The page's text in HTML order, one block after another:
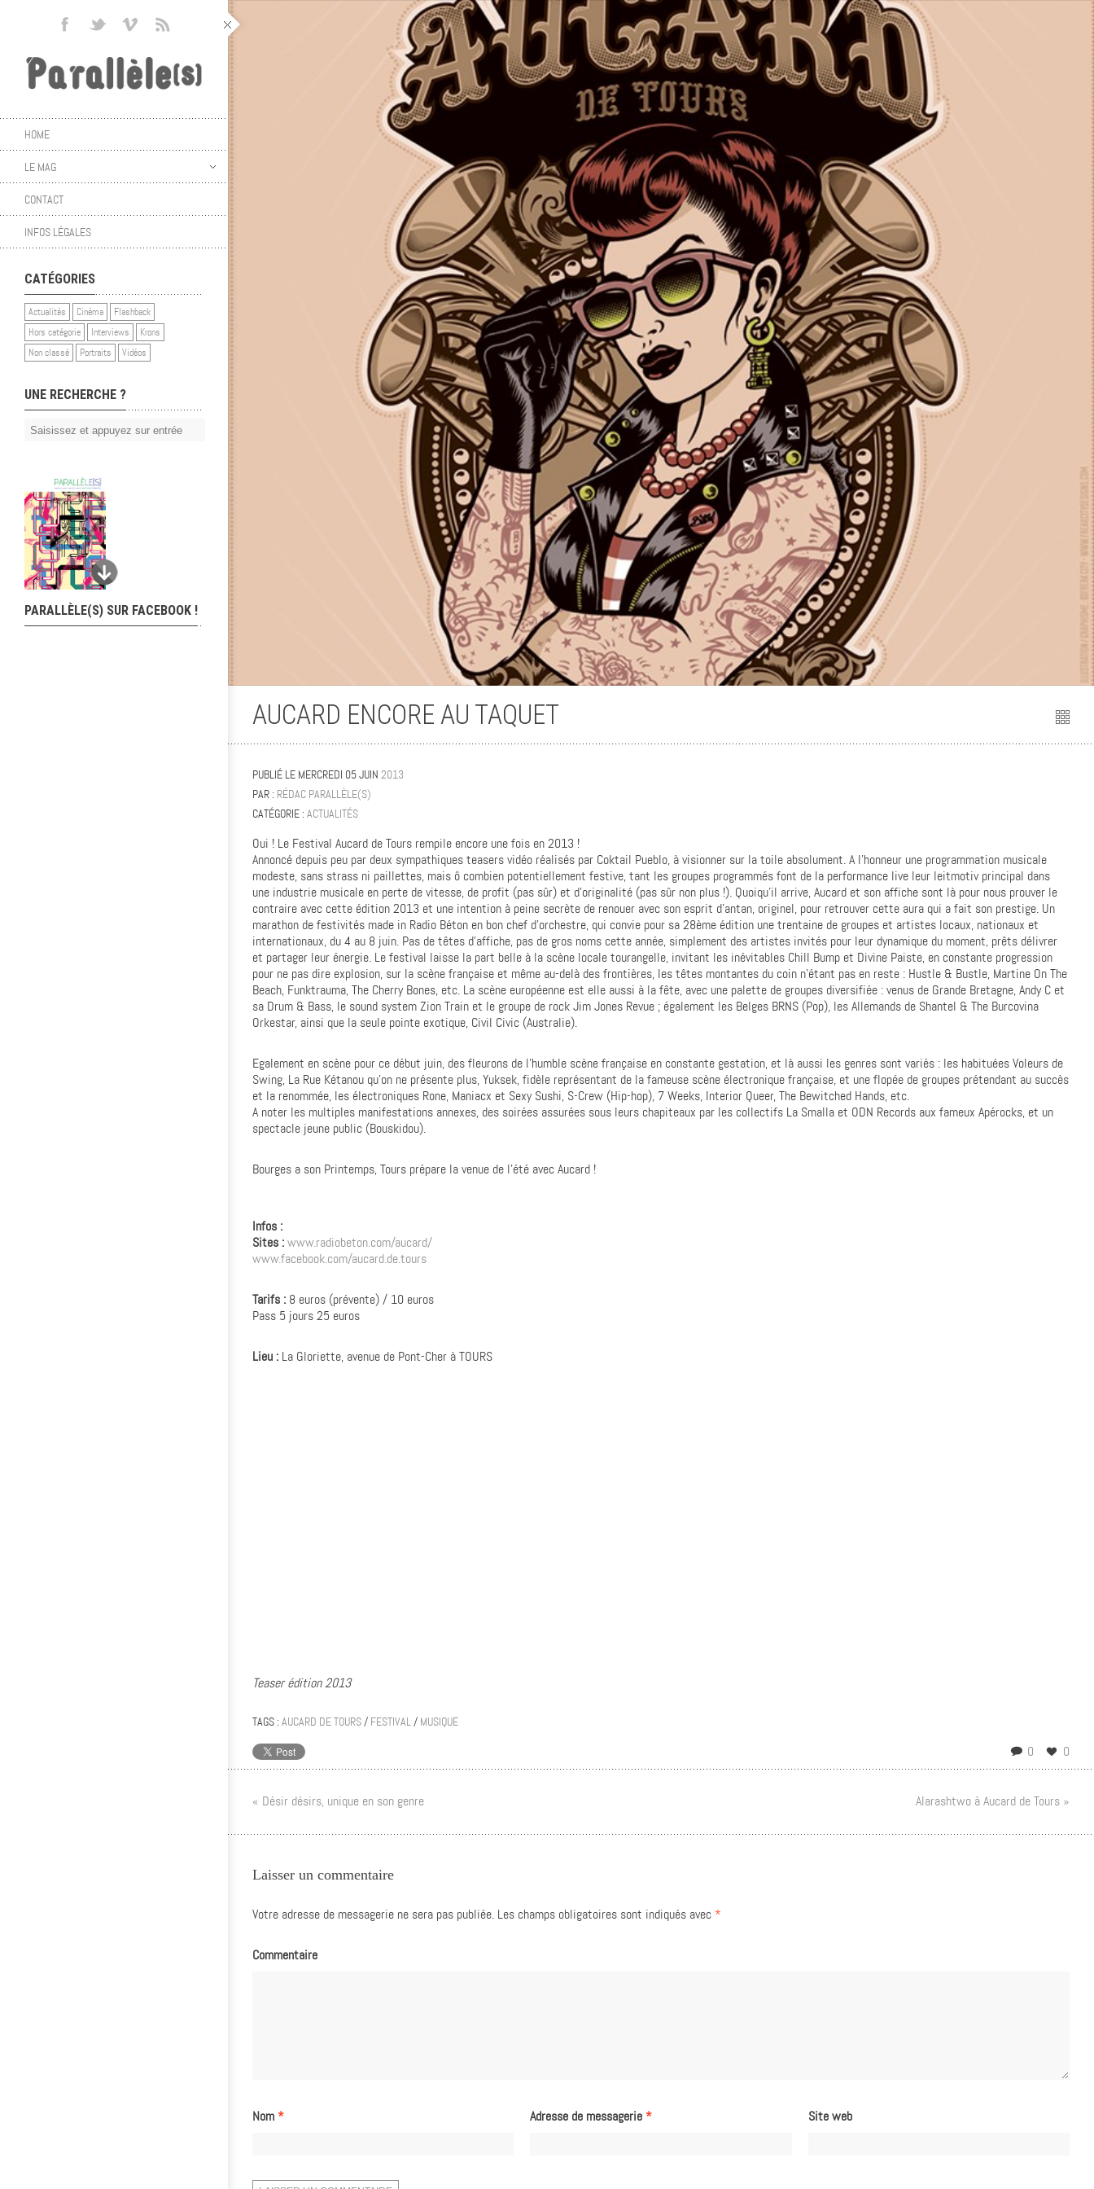
HOME
LE MAG
CONTACT
INFOS LÉGALES
CATÉGORIES
Actualités Cinéma
Flashback
Hors catégorie
Interviews
Krons
Non classé
Portraits Vidéos
UNE RECHERCHE ?
PARALLÈLE(S) SUR FACEBOOK !
Actualités
AUCARD ENCORE AU TAQUET
PUBLIÉ LE MERCREDI 05 JUIN 2013
PAR : RÉDAC PARALLÈLE(S)
CATÉGORIE : ACTUALITÉS
Oui ! Le Festival Aucard de Tours rempile encore une fois en 2013 !
Annoncé depuis peu par deux sympathiques teasers vidéo réalisés par Coktail Pueblo, à visionner sur la toile absolument. A l’honneur une programmation musicale
modeste, sans strass ni paillettes, mais ô combien potentiellement festive, tant les groupes programmés font de la performance live leur leitmotiv principal dans
une industrie musicale en perte de vitesse, de profit (pas sûr) et d’originalité (pas sûr non plus !). Quoiqu’il arrive, Aucard et son affiche sont là pour nous prouver le
contraire avec cette édition 2013 et une intention à peine secrète de renouer avec son esprit d’antan, originel, pour retrouver cette aura qui a fait son prestige. Un
marathon de festivités made in Radio Béton en bon chef d’orchestre, qui convie pour sa 28ème édition une trentaine de groupes et artistes locaux, nationaux et
internationaux, du 4 au 8 juin. Pas de têtes d’affiche, pas de gros noms cette année, simplement des artistes invités pour leur dynamique du moment, prêts délivrer
et partager leur énergie. Le festival laisse la part belle à la scène locale tourangelle, invitant les inévitables Chill Bump et Divine Paiste, en constante progression
pour ne pas dire explosion, sur la scène française et même au-delà des frontières, les têtes montantes du coin n’étant pas en reste : Hustle & Bustle, Martine On The
Beach, Funktrauma, The Cherry Bones, etc. La scène européenne est elle aussi à la fête, avec une palette de groupes diversifiée : venus de Grande Bretagne, Andy C et
sa Drum & Bass, le sound system Zion Train et le groupe de rock Jim Jones Revue ; également les Belges BRNS (Pop), les Allemands de Shantel & The Burcovina
Orkestar, ainsi que la seule pointe exotique, Civil Civic (Australie).
Egalement en scène pour ce début juin, des fleurons de l’humble scène française en constante gestation, et là aussi les genres sont variés : les habituées Voleurs de
Swing, La Rue Kétanou qu’on ne présente plus, Yuksek, fidèle représentant de la fameuse scène électronique française, et une flopée de groupes prétendant au succès
et la renommée, les électroniques Rone, Maniacx et Sexy Sushi, S-Crew (Hip-hop), 7 Weeks, Interior Queer, The Bewitched Hands, etc.
A noter les multiples manifestations annexes, des soirées assurées sous leurs chapiteaux par les collectifs La Smalla et ODN Records aux fameux Apérocks, et un
spectacle jeune public (Bouskidou).
Bourges a son Printemps, Tours prépare la venue de l’été avec Aucard !
Infos :
Sites :www.radiobeton.com/aucard/
www.facebook.com/aucard.de.tours
Tarifs : 8 euros (prévente) / 10 euros
Pass 5 jours 25 euros
Lieu : La Gloriette, avenue de Pont-Cher à TOURS
Teaser édition 2013
TAGS : AUCARD DE TOURS / FESTIVAL / MUSIQUE
0 0
« Désir désirs, unique en son genre Alarashtwo à Aucard de Tours »
Laisser un commentaire
Votre adresse de messagerie ne sera pas publiée. Les champs obligatoires sont indiqués avec *
Commentaire
Nom* Adresse de messagerie* Site web